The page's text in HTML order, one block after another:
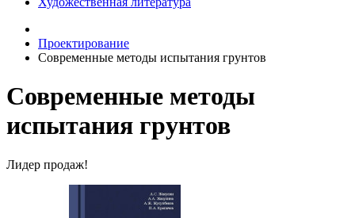
Проектирование
Современные методы испытания грунтов
Современные методы
испытания грунтов
Лидер продаж!